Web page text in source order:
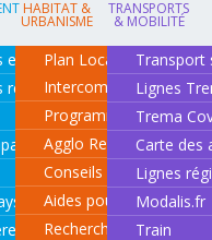
en cours
réalisés
de projets
animale
HABITAT &
URBANISME
Plan Local d'Urbanisme
Intercommunal
Programme local de
Agglo Renov
Conseils pour rénover
Aides pour rénover
Recherche d'un
TRANSPORTS
& MOBILITÉ
Transport
Lignes
Trema
Carte des
Lignes
Modalis.fr
Train